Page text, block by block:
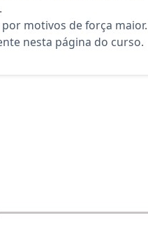
motivos de força
nesta página do curso.